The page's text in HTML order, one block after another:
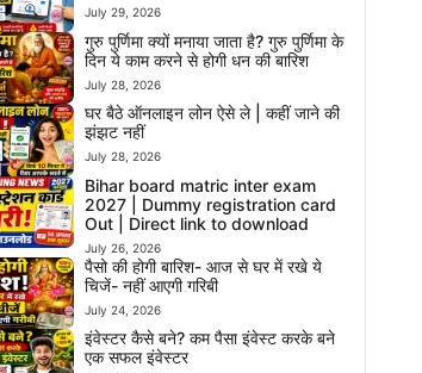
July 29, 2026
गुरु पुर्णिमा क्यों मनाया जाता है? गुरु पुर्णिमा के
दिन ये काम करने से होगी धन की बारिश
July 28, 2026
घर बैठे ऑनलाइन लोन ऐसे ले | कहीं जाने की
झंझट नहीं
July 28, 2026
Bihar board matric inter exam
2027 | Dummy registration card
Out | Direct link to download
July 26, 2026
पैसो की होगी बारिश- आज से घर में रखे ये
चिजें- नहीं आएगी गरिबी
July 24, 2026
इंवेस्टर कैसे बने? कम पैसा इंवेस्ट करके बने
एक सफल इंवेस्टर